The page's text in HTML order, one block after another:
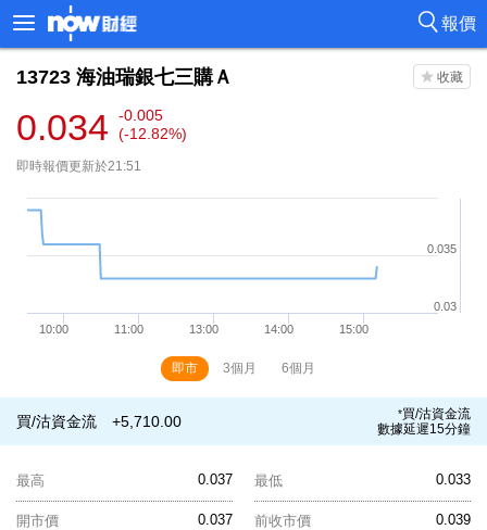
報價
13723 海油瑞銀七三購Ａ
0.034
-0.005
(-12.82%)
即時報價更新於21:51
即市 3個月 6個月
買/沽資金流 +5,710.00 *買/沽資金流
數據延遲15分鐘
0.037
最高 0.033
最低
0.037
開市價 0.039
前收市價